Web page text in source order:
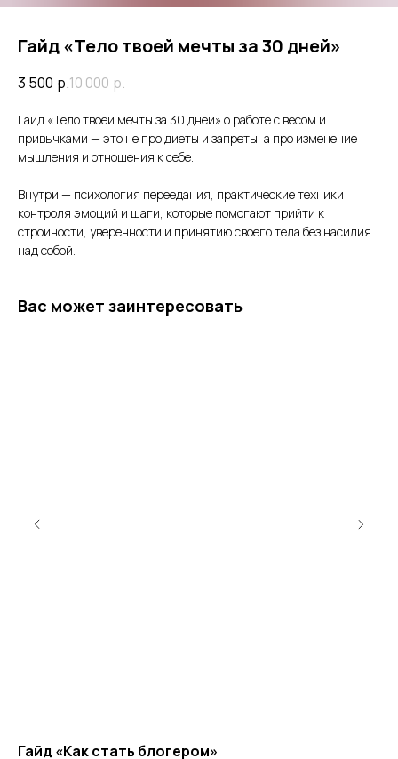
Гайд «Тело твоей мечты за 30 дней»
3 500 р.10 000р.
Гайд «Тело твоей мечты за 30 дней» о работе с весом и
привычками — это не про диеты и запреты, а про изменение
мышления и отношения к себе.
Внутри — психология переедания, практические техники
контроля эмоций и шаги, которые помогают прийти к
стройности, уверенности и принятию своего тела без насилия
над собой.
Вас может заинтересовать
Гайд «Как стать блогером»